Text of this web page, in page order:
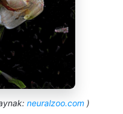
neuralzoo.com )